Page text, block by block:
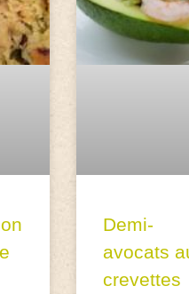
Demi-
avocats
crevettes